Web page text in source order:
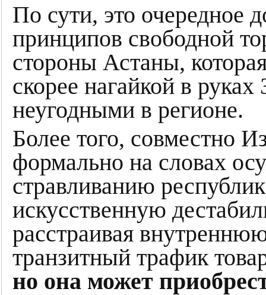
По сути, это очередное
принципов свободной
стороны Астаны,
скорее нагайкой в
неугодными в регионе.
Более того, совместно
формально на словах
стравливанию
искусственную
расстраивая
транзитный трафик
но она может